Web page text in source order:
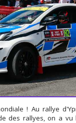
! Au rallye
des rallyes, on a vu